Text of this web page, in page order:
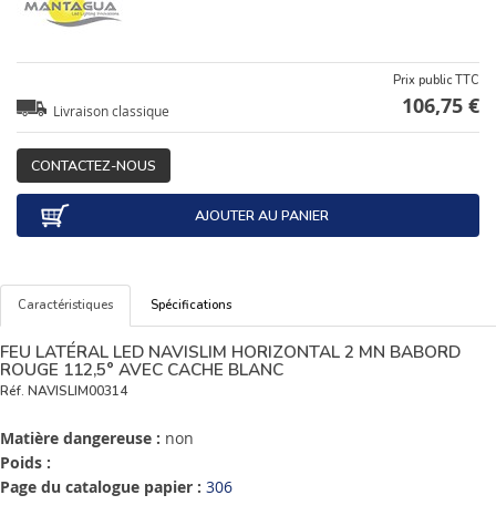
Livraison classique
Prix public TTC
106,75 €
CONTACTEZ-NOUS
AJOUTER AU PANIER
Caractéristiques Spécifications
FEU LATÉRAL LED NAVISLIM HORIZONTAL 2 MN BABORD
ROUGE 112,5° AVEC CACHE BLANC
Réf. NAVISLIM00314
Matière dangereuse : non
Poids :
Page du catalogue papier : 306